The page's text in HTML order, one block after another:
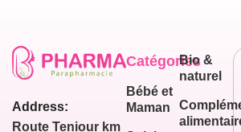
Address:
Route Teniour km
Catégories
Bébé et
Maman
Bio &
naturel